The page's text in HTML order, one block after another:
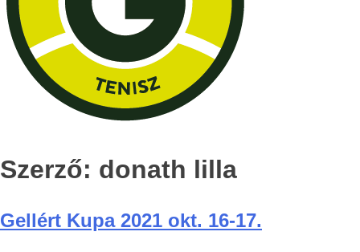
Szerző: donath lilla
Gellért Kupa 2021 okt. 16-17.